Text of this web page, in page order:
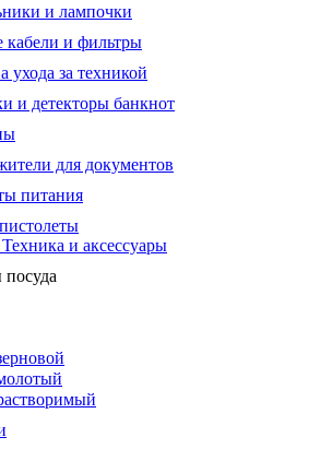
и лампочки
кабели и фильтры
ухода за техникой
и детекторы банкнот
для документов
питания
и аксессуары